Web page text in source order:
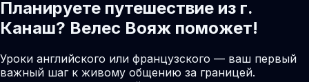
Планируете путешествие из г.
Канаш? Велес Вояж поможет!
Уроки английского или французского — ваш первый
важный шаг к живому общению за границей.